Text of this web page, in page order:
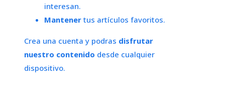
interesan.
Mantener tus artículos favoritos.
Crea una cuenta y podras disfrutar
nuestro contenido desde cualquier
dispositivo.